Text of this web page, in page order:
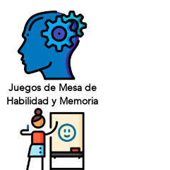
Juegos de Mesa de
Habilidad y Memoria